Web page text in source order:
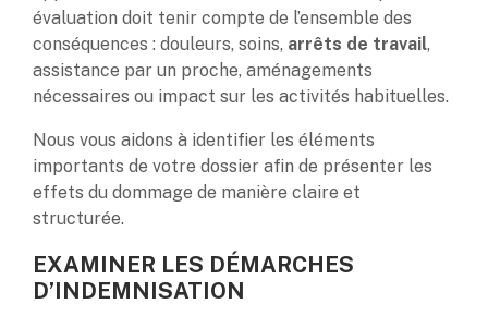
évaluation doit tenir compte de l’ensemble des
conséquences : douleurs, soins, arrêts de travail,
assistance par un proche, aménagements
nécessaires ou impact sur les activités habituelles.
Nous vous aidons à identifier les éléments
importants de votre dossier afin de présenter les
effets du dommage de manière claire et
structurée.
EXAMINER LES DÉMARCHES
D’INDEMNISATION